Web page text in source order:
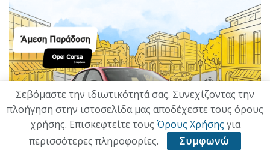
Σεβόμαστε την ιδιωτικότητά σας. Συνεχίζοντας την
πλοήγηση στην ιστοσελίδα μας αποδέχεστε τους όρους
χρήσης. Επισκεφτείτε τους Όρους Χρήσης για
περισσότερες πληροφορίες.
Συμφωνώ